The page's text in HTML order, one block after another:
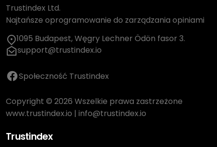
Trustindex Ltd.
Najtańsze oprogramowanie do zarządzania opiniami
1095 Budapest, Węgry Lechner Ödön fasor 3.
support@trustindex.io
Społeczność Trustindex
Copyright © 2026 Wszelkie prawa zastrzeżone
www.trustindex.io | info@trustindex.io
Trustindex